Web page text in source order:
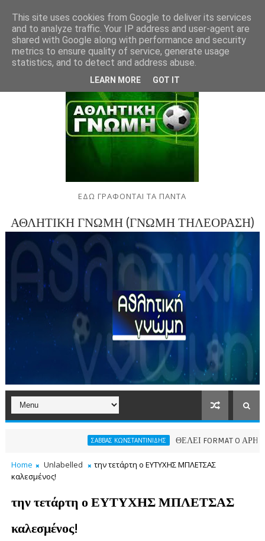
ΕΔΩ ΓΡΑΦΟΝΤΑΙ ΤΑ ΠΑΝΤΑ
ΑΘΛΗΤΙΚΗ ΓΝΩΜΗ (ΓΝΩΜΗ ΤΗΛΕΟΡΑΣΗ)
ΣΑΒΒΑΣ ΚΩΝΣΤΑΝΤΙΝΙΔΗΣ ΘΕΛΕΙ FORMAT O ΑΡΗΣ
Home Unlabelled
την τετάρτη ο ΕΥΤΥΧΗΣ ΜΠΛΕΤΣΑΣ
καλεσμένος!
την τετάρτη ο ΕΥΤΥΧΗΣ ΜΠΛΕΤΣΑΣ
καλεσμένος!
This site uses cookies from Google to deliver its services
and to analyze traffic. Your IP address and user-agent are
shared with Google along with performance and security
metrics to ensure quality of service, generate usage
statistics, and to detect and address abuse.
LEARN MORE GOT IT